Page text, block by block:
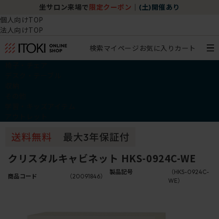
坐サロン来場で 限定クーポン (土)開催あり
個人向けTOP
法人向けTOP
検索マイページ お気に入り カート
クリスタルキャビネット HKS-0924C-WE
商品コード （20091846）
製品記号
（HKS-0924C-
WE）